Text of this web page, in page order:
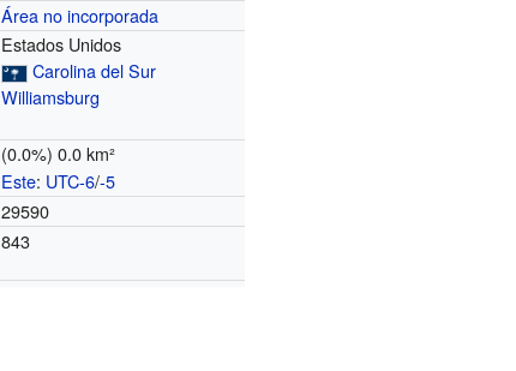
Área no incorporada
Estados Unidos
Carolina del Sur
Williamsburg
(0.0%) 0.0 km²
Este: UTC-6/-5
29590
843